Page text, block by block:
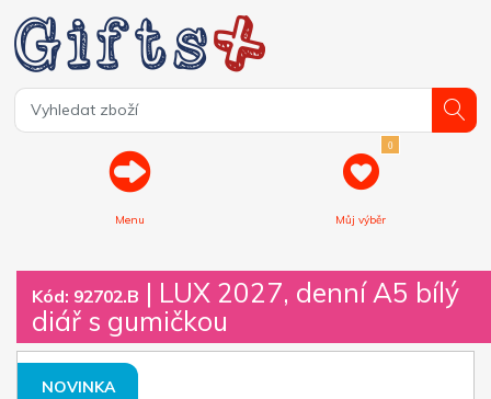
Menu
0
Můj výběr
Kód: 92702.B | LUX 2027, denní A5 bílý
diář s gumičkou
NOVINKA